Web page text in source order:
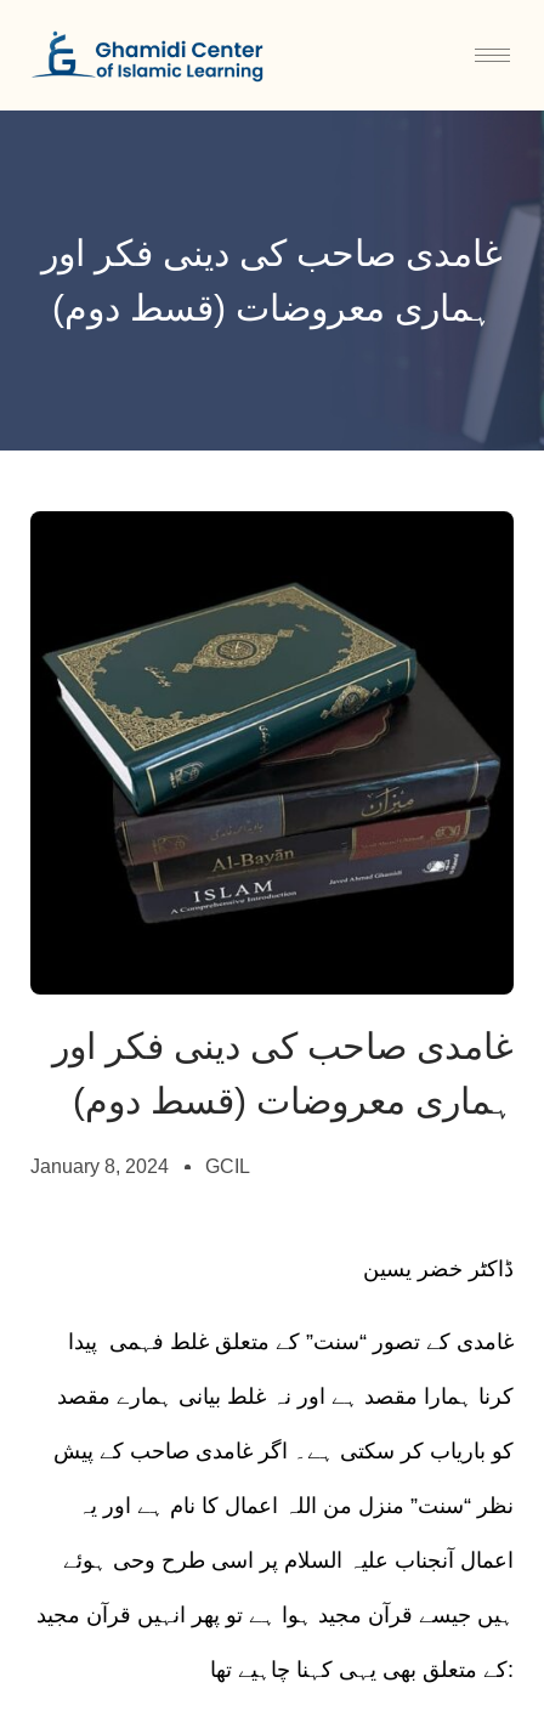
غامدی صاحب کی دینی فکر اور
ہماری معروضات (قسط دوم)
غامدی صاحب کی دینی فکر اور
ہماری معروضات (قسط دوم)
January 8, 2024 GCIL
ڈاکٹر خضر یسین
غامدی کے تصور “سنت” کے متعلق غلط فہمی پیدا
کرنا ہمارا مقصد ہے اور نہ غلط بیانی ہمارے مقصد
کو باریاب کر سکتی ہے۔ اگر غامدی صاحب کے پیش
نظر “سنت” منزل من اللہ اعمال کا نام ہے اور یہ
اعمال آنجناب علیہ السلام پر اسی طرح وحی ہوئے
ہیں جیسے قرآن مجید ہوا ہے تو پھر انہیں قرآن مجید
کے متعلق بھی یہی کہنا چاہیے تھا: